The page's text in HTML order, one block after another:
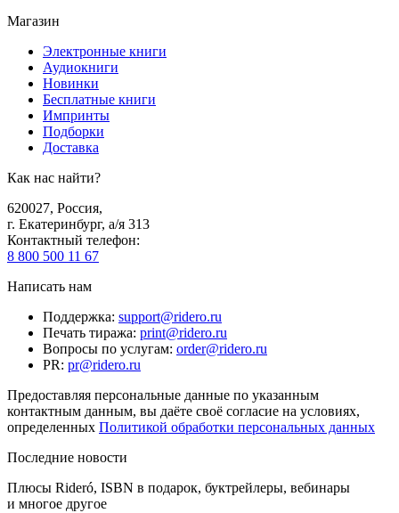
Магазин
Электронные книги
Аудиокниги
Новинки
Бесплатные книги
Импринты
Подборки
Доставка
Как нас найти?
620027, Россия,
г. Екатеринбург, а/я 313
Контактный телефон:
8 800 500 11 67
Написать нам
Поддержка: support@ridero.ru
Печать тиража: print@ridero.ru
Вопросы по услугам: order@ridero.ru
PR: pr@ridero.ru
Предоставляя персональные данные по указанным
контактным данным, вы даёте своё согласие на условиях,
определенных Политикой обработки персональных данных
Последние новости
Плюсы Rideró, ISBN в подарок, буктрейлеры, вебинары
и многое другое